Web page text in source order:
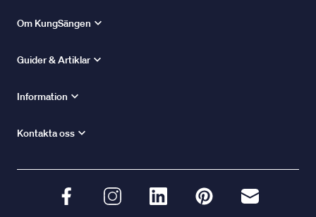
Om KungSängen
Guider & Artiklar
Information
Kontakta oss